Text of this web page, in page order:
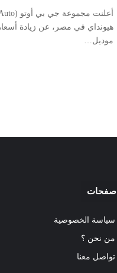
هيونداي في مصر، عن زيادة
موديل…
صفحات
سياسة الخصوصية
من نحن ؟
تواصل معنا